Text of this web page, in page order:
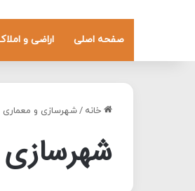
صفحه اصلی اراضی و
خانه /شهرسازی و معماری